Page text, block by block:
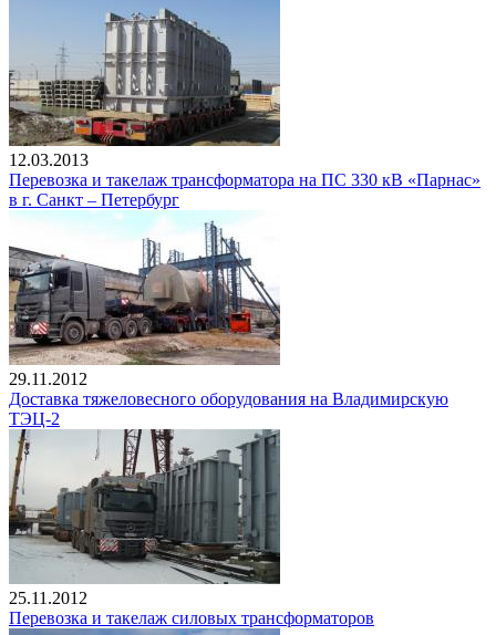
12.03.2013
Перевозка и такелаж трансформатора на ПС 330 кВ «Парнас»
в г. Санкт – Петербург
29.11.2012
Доставка тяжеловесного оборудования на Владимирскую
ТЭЦ-2
25.11.2012
Перевозка и такелаж силовых трансформаторов